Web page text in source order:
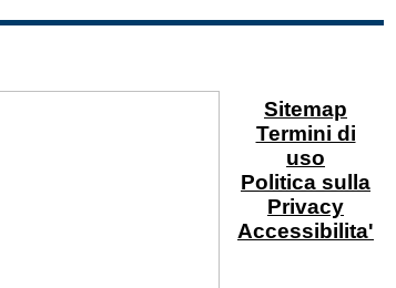
Sitemap
Termini di
uso
Politica sulla
Privacy
Accessibilita'